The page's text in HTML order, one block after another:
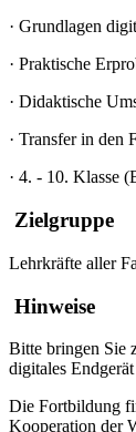
· Grundlagen
· Praktische
· Didaktische
· Transfer in den
· 4. - 10. Klasse
Zielgruppe
Lehrkräfte aller
Hinweise
Bitte bringen Sie
digitales
Die Fortbildung
Kooperation der